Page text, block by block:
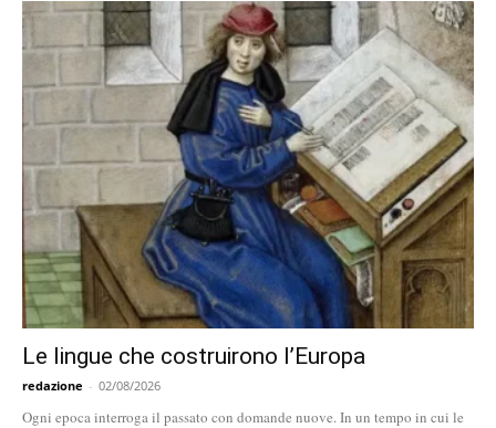
Le lingue che costruirono l’Europa
redazione - 02/08/2026
Ogni epoca interroga il passato con domande nuove. In un tempo in cui le